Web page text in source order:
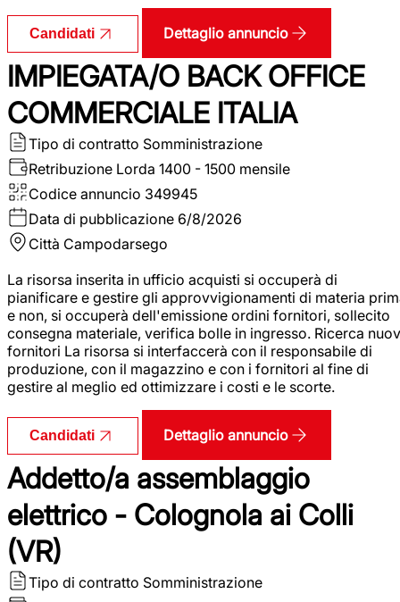
Candidati Dettaglio annuncio
IMPIEGATA/O BACK OFFICE
COMMERCIALE ITALIA
Tipo di contratto Somministrazione
Retribuzione Lorda 1400 - 1500 mensile
Codice annuncio 349945
Data di pubblicazione 6/8/2026
Città Campodarsego
La risorsa inserita in ufficio acquisti si occuperà di
pianificare e gestire gli approvvigionamenti di materia
e non, si occuperà dell'emissione ordini fornitori, sollecito
consegna materiale, verifica bolle in ingresso. Ricerca
fornitori La risorsa si interfaccerà con il responsabile di
produzione, con il magazzino e con i fornitori al fine di
gestire al meglio ed ottimizzare i costi e le scorte.
Candidati Dettaglio annuncio
Addetto/a assemblaggio
elettrico - Colognola ai Colli
(VR)
Tipo di contratto Somministrazione